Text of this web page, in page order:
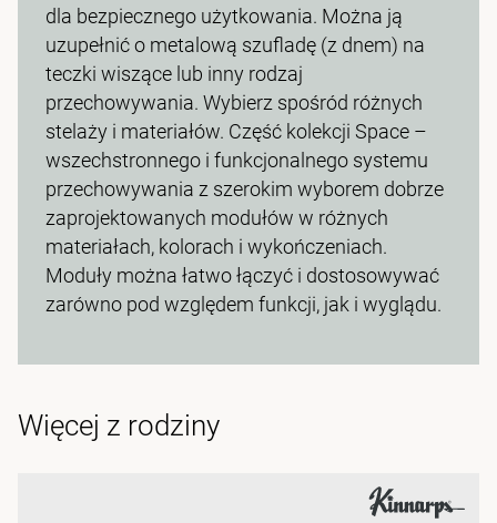
dla bezpiecznego użytkowania. Można ją
uzupełnić o metalową szufladę (z dnem) na
teczki wiszące lub inny rodzaj
przechowywania. Wybierz spośród różnych
stelaży i materiałów. Część kolekcji Space –
wszechstronnego i funkcjonalnego systemu
przechowywania z szerokim wyborem dobrze
zaprojektowanych modułów w różnych
materiałach, kolorach i wykończeniach.
Moduły można łatwo łączyć i dostosowywać
zarówno pod względem funkcji, jak i wyglądu.
Więcej z rodziny